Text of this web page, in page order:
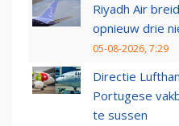
Riyadh Air
opnieuw drie
05-08-2026, 7:29
Directie
Portugese
te sussen